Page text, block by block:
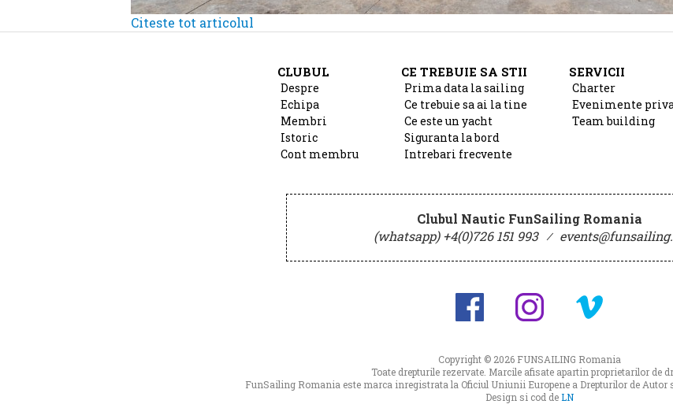
Citeste tot articolul
CLUBUL
Despre
Echipa
Membri
Istoric
Cont membru
CE TREBUIE SA STII
Prima data la sailing
Ce trebuie sa ai la tine
Ce este un yacht
Siguranta la bord
Intrebari frecvente
SERVICII
Charter
Evenimente
Team building
Clubul Nautic FunSailing Romania
(whatsapp) +4(0)726 151 993 ⁄
Copyright © 2026 FUNSAILING Romania
Toate drepturile rezervate. Marcile afisate apartin proprietarilor de
FunSailing Romania este marca inregistrata la Oficiul Uniunii Europene a Drepturilor de Autor
Design si cod deLN